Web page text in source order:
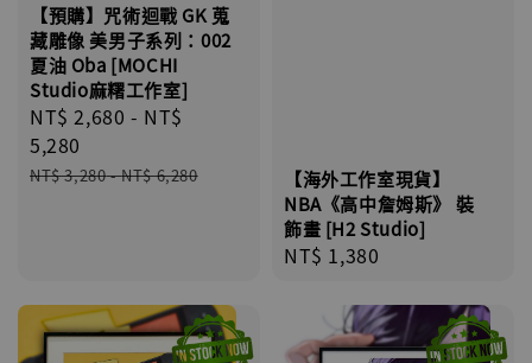
【預購】咒術迴戰 GK 蒐
藏雕像 美男子系列：002
夏油 Oba [MOCHI
Studio麻糬工作室]
Sale
price
NT$ 2,680 - NT$
5,280
Regular
NT$ 3,280-NT$ 6,280
【海外工作室現貨】
NBA《高中詹姆斯》 裝
飾畫 [H2 Studio]
Regular
NT$ 1,380